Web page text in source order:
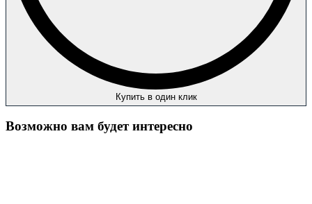
Купить в один клик
Возможно вам будет интересно